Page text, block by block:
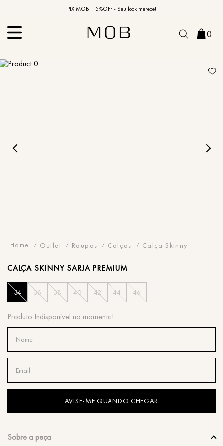
PIX MOB | 5%OFF - Seu look merece!
10% OFF na primeira compra | Cupom: BEMVINDO10*
0
Outlet Roupas Calças Calça Skinny
CALÇA SKINNY SARJA PREMIUM
34 36 38 40 42 44 46